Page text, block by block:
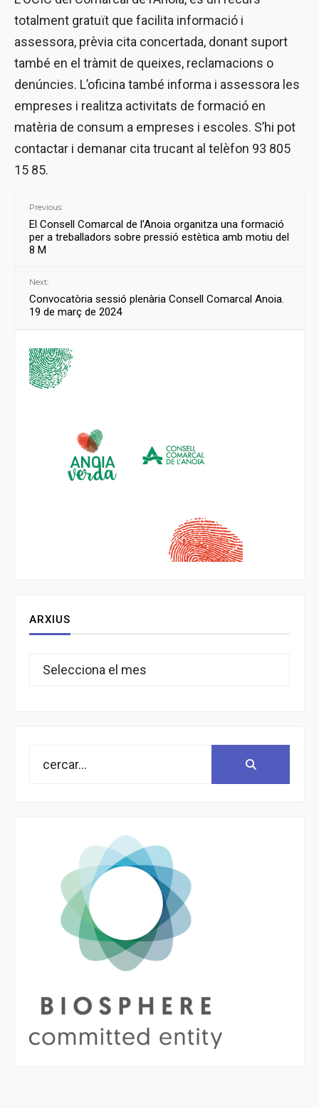
totalment gratuït que facilita informació i
assessora, prèvia cita concertada, donant suport
també en el tràmit de queixes, reclamacions o
denúncies. L’oficina també informa i assessora les
empreses i realitza activitats de formació en
matèria de consum a empreses i escoles. S’hi pot
contactar i demanar cita trucant al telèfon 93 805
15 85.
Previous:
El Consell Comarcal de l’Anoia organitza una formació
per a treballadors sobre pressió estètica amb motiu del
8 M
Next:
Convocatòria sessió plenària Consell Comarcal Anoia.
19 de març de 2024
ARXIUS